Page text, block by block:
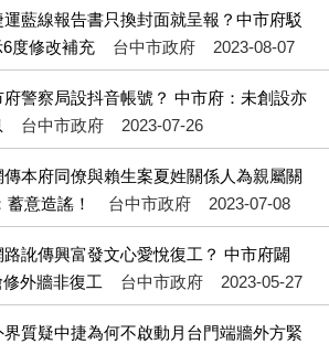
運藍線報告書只換封面就呈報？中市府駁
度修改補充
台中市政府 2023-08-07
府警察局設抖音帳號？ 中市府：未創設亦
台中市政府 2023-07-26
傳本府同僚與賴生案夏姓關係人為親屬關
蓄意造謠！
台中市政府 2023-07-08
路訛傳興富發文心愛悅復工？ 中市府闢
外牆非復工
台中市政府 2023-05-27
界質疑中捷為何不啟動月台門端牆外方緊